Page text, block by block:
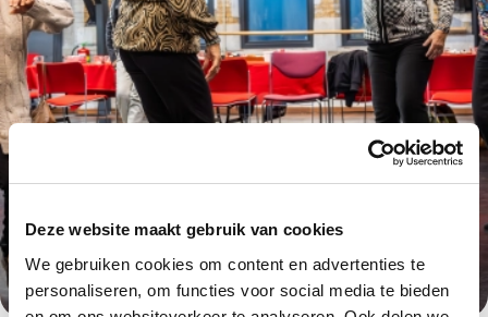
Deze website maakt gebruik van cookies
We gebruiken cookies om content en advertenties te
personaliseren, om functies voor social media te bieden